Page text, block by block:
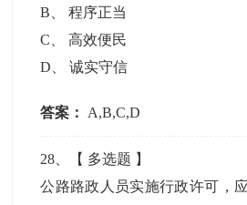
B 、程序正当
C 、高效便民
D 、诚实守信
答案： A,B,C,D
28 、【 多选题 】
公路路政人员实施行政许可，